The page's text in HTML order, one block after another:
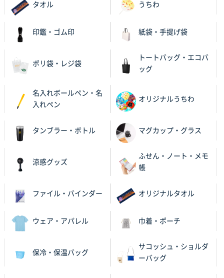
2025年11月25日 16:41
前回同様、安心できるから
uni ジェットストリーム 05
2025年11月21日 16:39
何度か注文していて、満足していたから
神奈川県のお客様
のし文言が変更できたのと価格。
千葉県M社様
ワンポイント箔押し紙袋 Sサイズ(A5対応)
2025年11月06日 14:57
営業ご担当者さまより、ご丁寧なサポートをいただ
進められました。
タオル うちわ
印鑑・ゴム印 紙袋・手提げ袋
ポリ袋・レジ袋
トートバッグ・エコバ
ッグ
名入れボールペン・名
入れペン
オリジナルうちわ
タンブラー・ボトル マグカップ・グラス
涼感グッズ
ふせん・ノート・メモ
帳
ファイル・バインダー オリジナルタオル
ウェア・アパレル 巾着・ポーチ
保冷・保温バッグ
サコッシュ・ショルダ
ーバッグ